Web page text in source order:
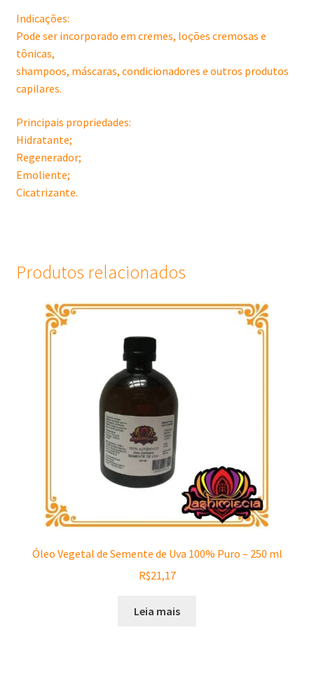
Indicações:
Pode ser incorporado em cremes, loções cremosas e
tônicas,
shampoos, máscaras, condicionadores e outros produtos
capilares.
Principais propriedades:
Hidratante;
Regenerador;
Emoliente;
Cicatrizante.
Produtos relacionados
Óleo Vegetal de Semente de Uva 100% Puro – 250 ml
R$21,17
Leia mais